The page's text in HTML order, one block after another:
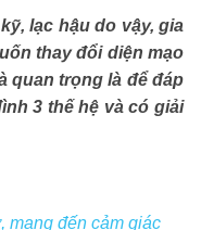
lạc hậu do vậy, gia
thay đổi diện mạo
quan trọng là để đáp
3 thế hệ và có giải
mang đến cảm giác